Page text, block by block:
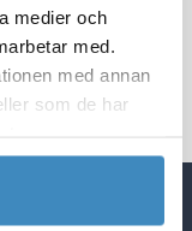
medier och
med.
med annan
som de har
och skapa
långsiktig